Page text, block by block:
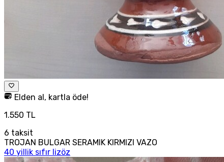
Elden al, kartla öde!
1.550 TL
6 taksit
TROJAN BULGAR SERAMIK KIRMIZI VAZO
40 yillik sıfır lizöz